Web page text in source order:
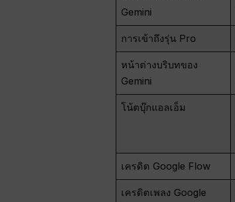
Gemini
การเข้าถึงรุ่น Pro
หน้าต่างบริบทของ
Gemini
โน้ตบุ๊กแอลเอ็ม
เครดิต Google Flow
เครดิตเพลง Google